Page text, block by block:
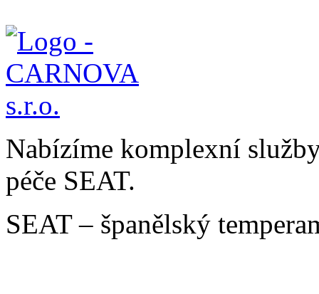
Nabízíme komplexní
péče SEAT.
SEAT – španělský